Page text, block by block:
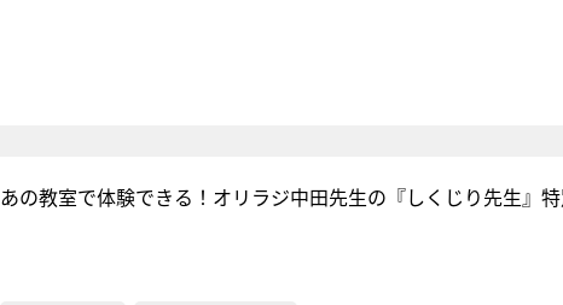
あの教室で体験できる！オリラジ中田先生の『しくじり先生』特